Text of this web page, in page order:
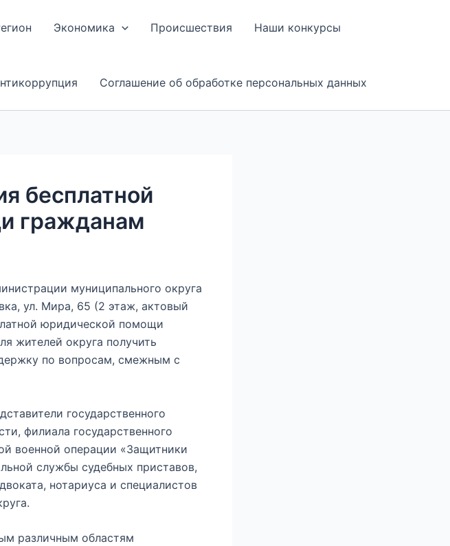
Экономика Происшествия Наши конкурсы
Соглашение об обработке персональных данных
бесплатной
гражданам
муниципального округа
ул. Мира, 65 (2 этаж, актовый
юридической помощи
жителей округа получить
по вопросам, смежным с
государственного
филиала государственного
военной операции «Защитники
службы судебных приставов,
нотариуса и специалистов
различным областям